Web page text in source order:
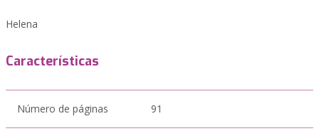
Helena
Características
Número de páginas 91